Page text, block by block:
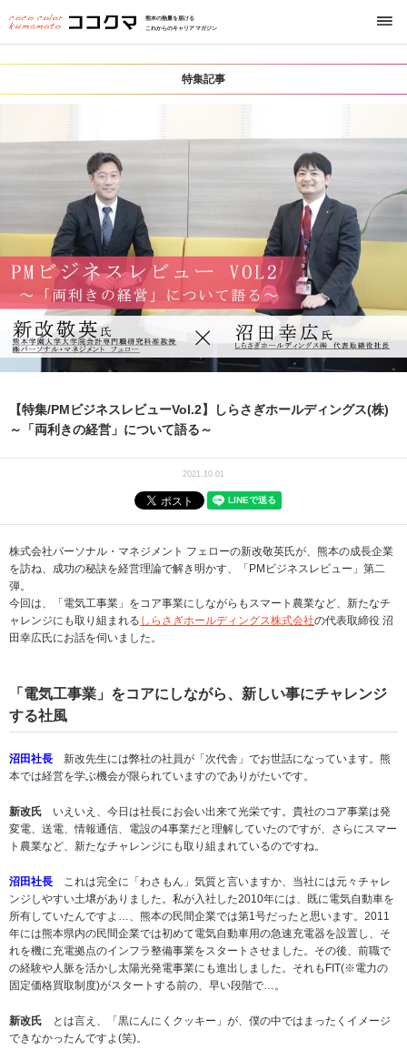
熊本の熱量を届ける
これからのキャリアマガジン
特集記事
【特集/PMビジネスレビューVol.2】しらさぎホールディングス(株)
～「両利きの経営」について語る～
2021.10.01
株式会社パーソナル・マネジメント フェローの新改敬英氏が、熊本の成長企業
を訪ね、成功の秘訣を経営理論で解き明かす、「PMビジネスレビュー」第二
弾。
今回は、「電気工事業」をコア事業にしながらもスマート農業など、新たなチ
ャレンジにも取り組まれる しらさぎホールディングス株式会社の代表取締役 沼
田幸広氏にお話を伺いました。
「電気工事業」をコアにしながら、新しい事にチャレンジ
する社風
沼田社長
新改先生には弊社の社員が「次代舎」でお世話になっています。熊
本では経営を学ぶ機会が限られていますのでありがたいです。
新改氏 いえいえ、今日は社長にお会い出来て光栄です。貴社のコア事業は発
変電、送電、情報通信、電設の4事業だと理解していたのですが、さらにスマー
ト農業など、新たなチャレンジにも取り組まれているのですね。
沼田社長 これは完全に「わさもん」気質と言いますか、当社には元々チャレ
ンジしやすい土壌がありました。私が入社した2010年には、既に電気自動車を
所有していたんですよ…、熊本の民間企業では第1号だったと思います。2011
年には熊本県内の民間企業では初めて電気自動車用の急速充電器を設置し、そ
れを機に充電拠点のインフラ整備事業をスタートさせました。その後、前職で
の経験や人脈を活かし太陽光発電事業にも進出しました。それもFIT(※電力の
固定価格買取制度)がスタートする前の、早い段階で…。
新改氏 とは言え、「黒にんにくクッキー」が、僕の中ではまったくイメージ
できなかったんですよ(笑)。